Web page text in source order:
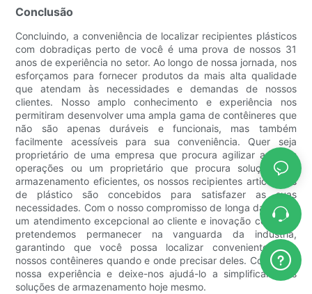
Conclusão
Concluindo, a conveniência de localizar recipientes plásticos
com dobradiças perto de você é uma prova de nossos 31
anos de experiência no setor. Ao longo de nossa jornada, nos
esforçamos para fornecer produtos da mais alta qualidade
que atendam às necessidades e demandas de nossos
clientes. Nosso amplo conhecimento e experiência nos
permitiram desenvolver uma ampla gama de contêineres que
não são apenas duráveis ​​e funcionais, mas também
facilmente acessíveis para sua conveniência. Quer seja
proprietário de uma empresa que procura agilizar as suas
operações ou um proprietário que procura soluções de
armazenamento eficientes, os nossos recipientes articulados
de plástico são concebidos para satisfazer as suas
necessidades. Com o nosso compromisso de longa data com
um atendimento excepcional ao cliente e inovação contínua,
pretendemos permanecer na vanguarda da indústria,
garantindo que você possa localizar convenientemente
nossos contêineres quando e onde precisar deles. Confie em
nossa experiência e deixe-nos ajudá-lo a simplificar suas
soluções de armazenamento hoje mesmo.